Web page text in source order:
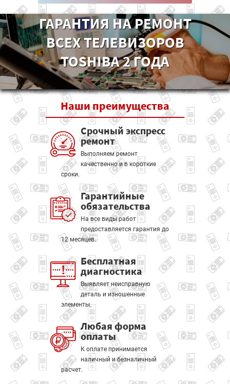
ГАРАНТИЯ НА РЕМОНТ
ВСЕХ ТЕЛЕВИЗОРОВ
TOSHIBA 2 ГОДА
Нашипреимущества
Срочный экспресс
ремонт
Выполняем ремонт
качественно и в короткие
сроки.
Гарантийные
обязательства
На все виды работ
предоставляется гарантия до
12 месяцев.
Бесплатная
диагностика
Выявляет неисправную
деталь и изношенные
элементы.
Любая форма
оплаты
К оплате принимается
наличный и безналичный
расчет.